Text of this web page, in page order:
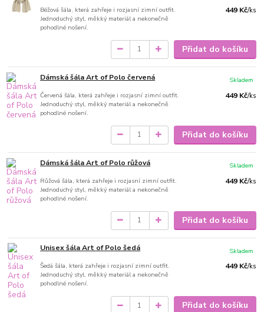
Béžová šála, která zahřeje i rozjasní zimní outfit.
Jednoduchý styl, měkký materiál a nekonečně
pohodlné nošení.
449 Kč/ks
Přidat do košíku
Dámská šála Art of Polo červená
Červená šála, která zahřeje i rozjasní zimní outfit.
Jednoduchý styl, měkký materiál a nekonečně
pohodlné nošení.
449 Kč/ks
Skladem
Přidat do košíku
Dámská šála Art of Polo růžová
Růžová šála, která zahřeje i rozjasní zimní outfit.
Jednoduchý styl, měkký materiál a nekonečně
pohodlné nošení.
449 Kč/ks
Skladem
Přidat do košíku
Unisex šála Art of Polo šedá
Šedá šála, která zahřeje i rozjasní zimní outfit.
Jednoduchý styl, měkký materiál a nekonečně
pohodlné nošení.
449 Kč/ks
Skladem
Přidat do košíku